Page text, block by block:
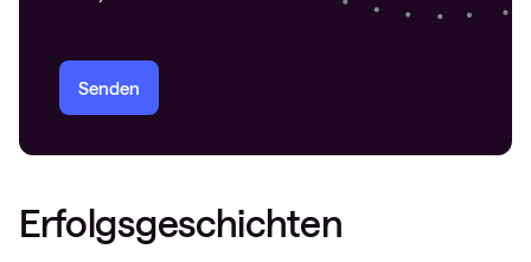
Senden
Erfolgsgeschichten